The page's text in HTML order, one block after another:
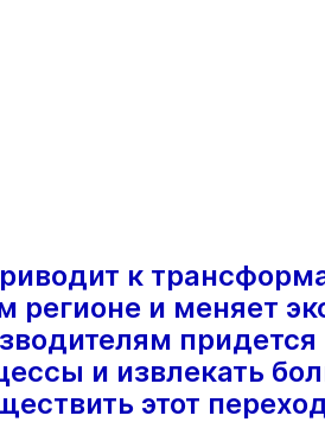
к
и меняет
придется
и извлекать
этот